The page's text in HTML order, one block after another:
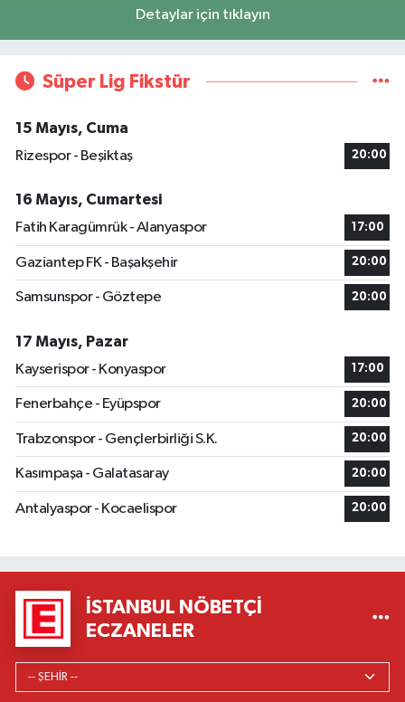
Detaylar için tıklayın
Süper Lig Fikstür
15 Mayıs, Cuma
Rizespor - Beşiktaş
20:00
16 Mayıs, Cumartesi
Fatih Karagümrük - Alanyaspor
17:00
Gaziantep FK - Başakşehir 20:00
Samsunspor - Göztepe 20:00
17 Mayıs, Pazar
Kayserispor - Konyaspor
17:00
Fenerbahçe - Eyüpspor 20:00
Trabzonspor - Gençlerbirliği S.K. 20:00
Kasımpaşa - Galatasaray 20:00
Antalyaspor - Kocaelispor 20:00
İSTANBUL NÖBETÇI
ECZANELER